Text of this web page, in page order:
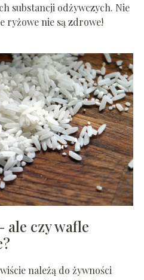
substancji odżywczych. Nie
ryżowe nie są zdrowe!
ale czy wafle
należą do żywności